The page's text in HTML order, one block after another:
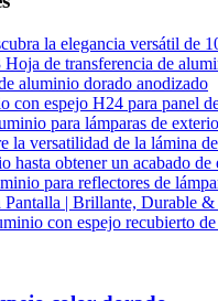
la elegancia versátil de
Hoja de transferencia de
aluminio dorado anodizado
con espejo H24 para panel
para lámparas de
la versatilidad de la lámina
obtener un acabado de
para reflectores de
| Brillante, Durable
con espejo recubierto